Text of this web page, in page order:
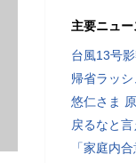
主要ニュー
台風13号
帰省ラッ
悠仁さま
戻るなと
「家庭内